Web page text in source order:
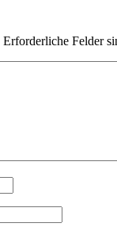
Erforderliche Felder